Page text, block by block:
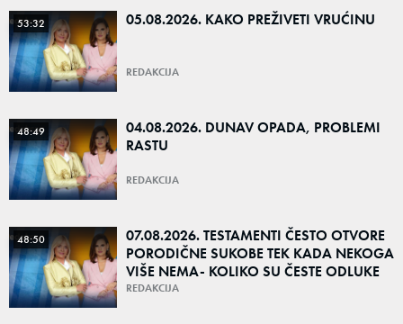
53:32 05.08.2026. KAKO PREŽIVETI VRUĆINU
REDAKCIJA
48:49
04.08.2026. DUNAV OPADA, PROBLEMI
RASTU
REDAKCIJA
48:50
07.08.2026. TESTAMENTI ČESTO OTVORE
PORODIČNE SUKOBE TEK KADA NEKOGA
VIŠE NEMA- KOLIKO SU ČESTE ODLUKE
DA NAJBLIŽI OSTANU BEZ NASLEDSTVA?
REDAKCIJA